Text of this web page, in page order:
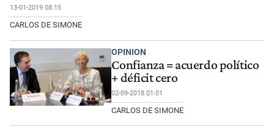
13-01-2019 08:15
CARLOS DE SIMONE
OPINION
Confianza = acuerdo político
+ déficit cero
02-09-2018 01:01
CARLOS DE SIMONE